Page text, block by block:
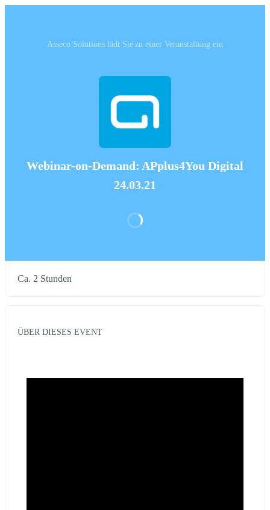
Asseco Solutions‬ lädt Sie zu einer Veranstaltung ein
Webinar-on-Demand: APplus4You Digital
24.03.21
Ca. 2 Stunden
ÜBER DIESES EVENT